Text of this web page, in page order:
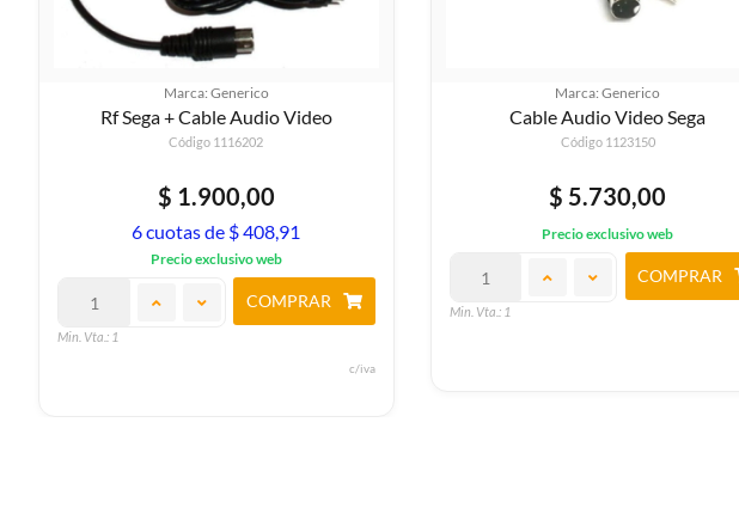
Marca: Generico
Rf Sega + Cable Audio Video
Código 1116202
$ 1.900,00
6 cuotas de $ 408,91
Precio exclusivo web
Min. Vta.: 1
COMPRAR
c/iva
Marca: Generico
Cable Audio Video Sega
Código 1123150
$ 5.730,00
Precio exclusivo web
Min. Vta.: 1
COMPRAR